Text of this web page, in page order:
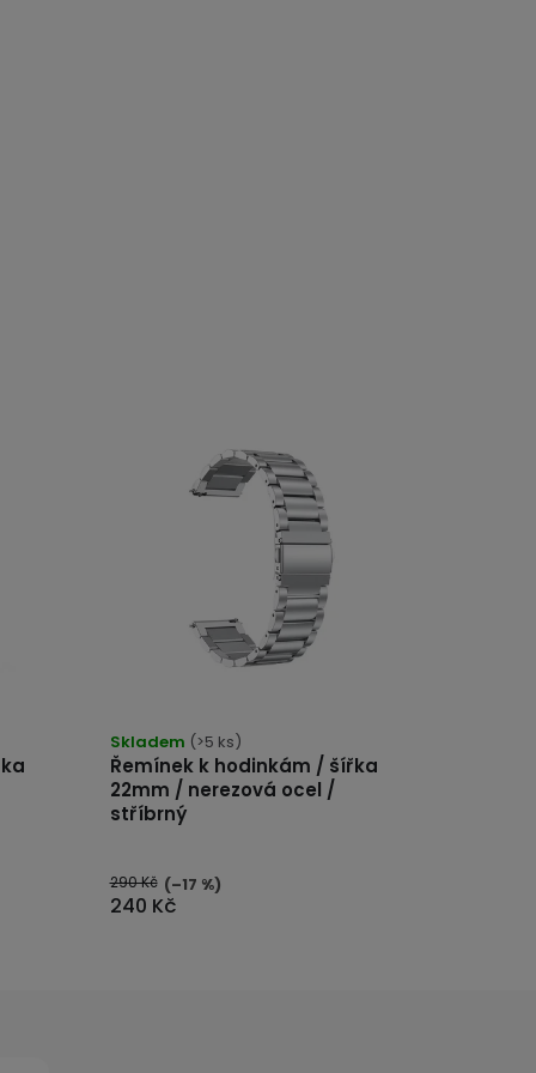
Řemínek k hodinkám / šířka
22mm / nerezová ocel /
stříbrný
je
5,0
z
5
hvězdiček.
Skladem (>5 ks)
240 Kč
290 Kč (–17 %)